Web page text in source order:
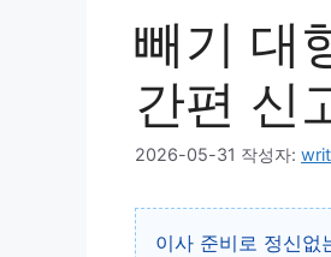
빼기 대
간편 신
2026-05-31 작성자:
이사 준비로 정신없